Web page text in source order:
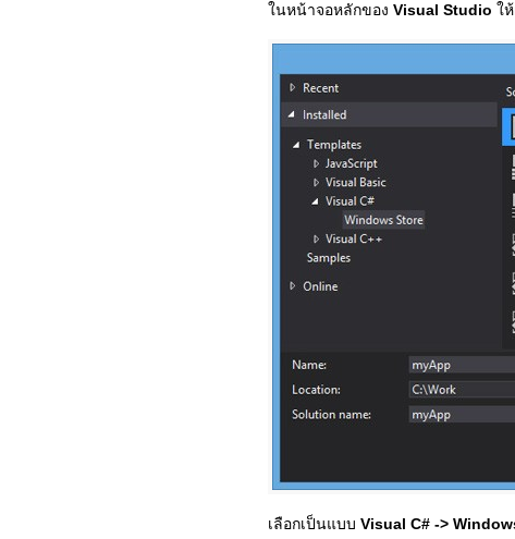
ในหน้าจอหลักของ Visual Studio ใ
เลือกเป็นแบบ Visual C# ->